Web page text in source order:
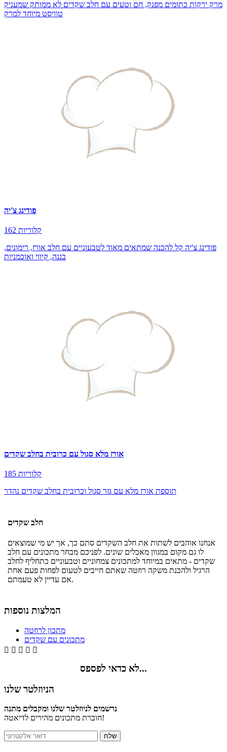
מרק ירקות כתומים מפנק, חם וטעים עם חלב שקדים לא ממותק שמעניק
טוויסט מיוחד למרק
פודינג צ'יה
162 קלוריות
פודינג צ'יה קל להכנה שמתאים מאוד לטבעוניים עם חלב אורז, רימונים,
בננה, קיווי ואוכמניות
אורז מלא סגול עם כרובית בחלב שקדים
185 קלוריות
תוספת אורז מלא עם גזר סגול וכרובית בחלב שקדים נהדר
חלב שקדים
אנחנו אוהבים לשתות את חלב השקדים סתם כך, אך יש מי שמוצאים
לו גם מקום במגוון מאכלים שונים. לפניכם מבחר מתכונים עם חלב
שקדים - מתאים במיוחד למתכונים צמחוניים וטבעוניים כתחליף לחלב
הרגיל ולהכנת משקה רוזטה שאתם חייבים לטעום לפחות פעם אחת
אם עדיין לא טעמתם.
המלצות נוספות
מתכון לרוזטה
מתכונים עם שקדים
    
לא כדאי לפספס...
הניוזלטר שלנו
נרשמים לניוזלטר שלנו ומקבלים מתנה
חוברת מתכונים מהירים לדיאטה!